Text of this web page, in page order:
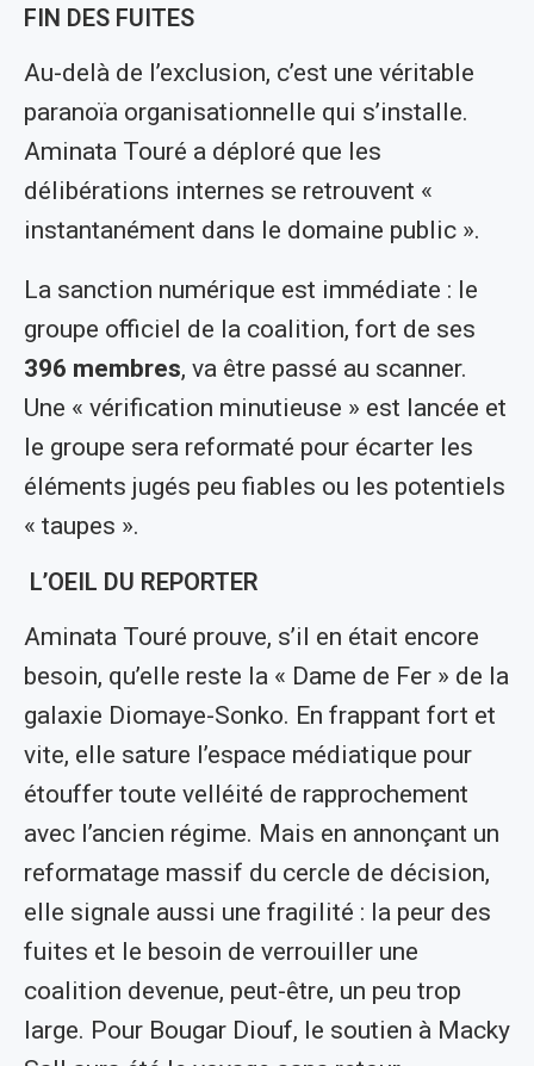
FIN DES FUITES
Au-delà de l’exclusion, c’est une véritable
paranoïa organisationnelle qui s’installe.
Aminata Touré a déploré que les
délibérations internes se retrouvent «
instantanément dans le domaine public ».
La sanction numérique est immédiate : le
groupe officiel de la coalition, fort de ses
396 membres, va être passé au scanner.
Une « vérification minutieuse » est lancée et
le groupe sera reformaté pour écarter les
éléments jugés peu fiables ou les potentiels
« taupes ».
L’OEIL DU REPORTER
Aminata Touré prouve, s’il en était encore
besoin, qu’elle reste la « Dame de Fer » de la
galaxie Diomaye-Sonko. En frappant fort et
vite, elle sature l’espace médiatique pour
étouffer toute velléité de rapprochement
avec l’ancien régime. Mais en annonçant un
reformatage massif du cercle de décision,
elle signale aussi une fragilité : la peur des
fuites et le besoin de verrouiller une
coalition devenue, peut-être, un peu trop
large. Pour Bougar Diouf, le soutien à Macky